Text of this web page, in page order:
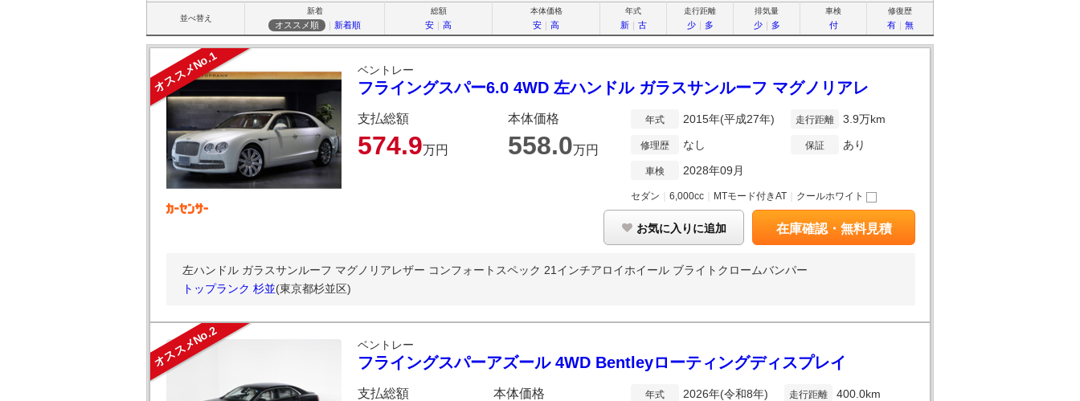
並べ替え
新着
オススメ順 ｜ 新着順
総額
安 ｜ 高
本体価格
安 ｜ 高
年式
新｜ 古
走行距離
少｜ 多
排気量
少｜ 多
車検
付
修復歴
有｜ 無
オススメNo.1 ベントレー
フライングスパー6.0 4WD 左ハンドル ガラスサンルーフ マグノリアレ
支払総額
574.9万円
本体価格
558.0万円
年式 2015年(平成27年)
修理歴 なし
車検 2028年09月
走行距離 3.9万km
保証 あり
セダン 6,000cc MTモード付きAT クールホワイト
お気に入りに追加 在庫確認・無料見積
左ハンドル ガラスサンルーフ マグノリアレザー コンフォートスペック 21インチアロイホイール ブライトクロームバンパー
トップランク 杉並(東京都杉並区)
オススメNo.2 ベントレー
フライングスパーアズール 4WD Bentleyローティングディスプレイ
支払総額 本体価格 年式 2026年(令和8年) 走行距離 400.0km